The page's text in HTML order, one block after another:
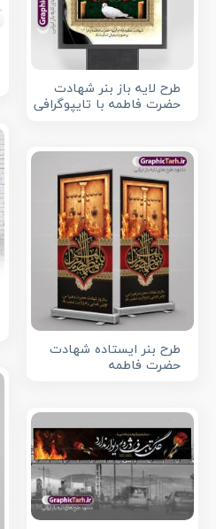
طرح لایه باز بنر شهادت
حضرت فاطمه با تایپوگرافی
طرح بنر ایستاده شهادت
حضرت فاطمه